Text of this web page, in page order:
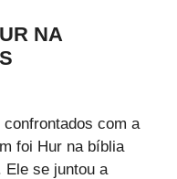
NA
com a
foi Hur na bíblia
Ele se juntou a